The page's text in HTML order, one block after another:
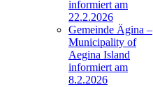
informiert am
22.2.2026
Gemeinde Ägina –
Municipality of
Aegina Island
informiert am
8.2.2026